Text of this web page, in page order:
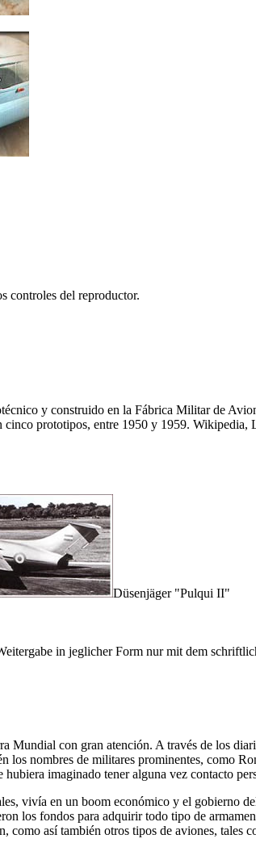
controles del reproductor.
y construido en la Fábrica Militar de
cinco prototipos, entre 1950 y 1959. Wikipedia,
Düsenjäger Pulqui II
in jeglicher Form nur mit dem
Mundial con gran atención. A través de los
los nombres de militares prominentes, como
imaginado tener alguna vez contacto
vivía en un boom económico y el gobierno
los fondos para adquirir todo tipo de
así también otros tipos de aviones,